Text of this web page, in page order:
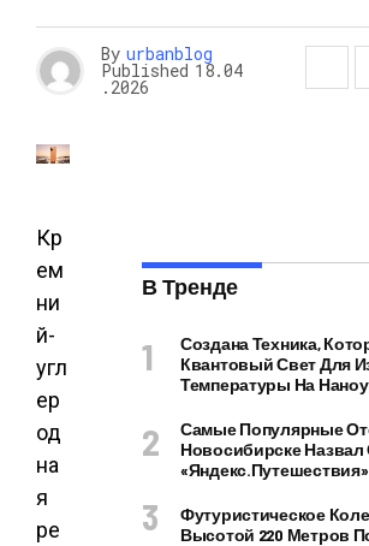
By urbanblog
Published 18.04
.2026
Кр
ем
ни
й-
угл
ер
од
на
я
ре
В Тренде
Создана Техника,
Квантовый Свет Для
Температуры На
Самые Популярные
Новосибирске Назвал
«Яндекс.Путешествия»
Футуристическое
Высотой 220 Метров